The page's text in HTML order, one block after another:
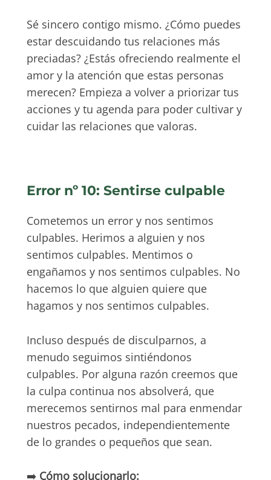
Sé sincero contigo mismo. ¿Cómo puedes
estar descuidando tus relaciones más
preciadas? ¿Estás ofreciendo realmente el
amor y la atención que estas personas
merecen? Empieza a volver a priorizar tus
acciones y tu agenda para poder cultivar y
cuidar las relaciones que valoras.
Error nº 10: Sentirse culpable
Cometemos un error y nos sentimos
culpables. Herimos a alguien y nos
sentimos culpables. Mentimos o
engañamos y nos sentimos culpables. No
hacemos lo que alguien quiere que
hagamos y nos sentimos culpables.
Incluso después de disculparnos, a
menudo seguimos sintiéndonos
culpables. Por alguna razón creemos que
la culpa continua nos absolverá, que
merecemos sentirnos mal para enmendar
nuestros pecados, independientemente
de lo grandes o pequeños que sean.
➡️ Cómo solucionarlo: